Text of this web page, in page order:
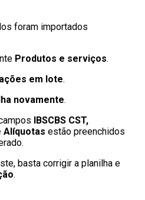
foram importados
Produtos e serviços.
em lote.
novamente.
IBSCBS CST,
Alíquotas estão preenchidos
basta corrigir a planilha e
.